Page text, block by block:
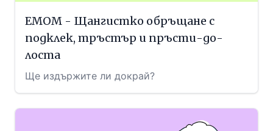
EMOM - Щангистко обръщане с
подклек, тръстър и пръсти-до-
лоста
Ще издържите ли докрай?